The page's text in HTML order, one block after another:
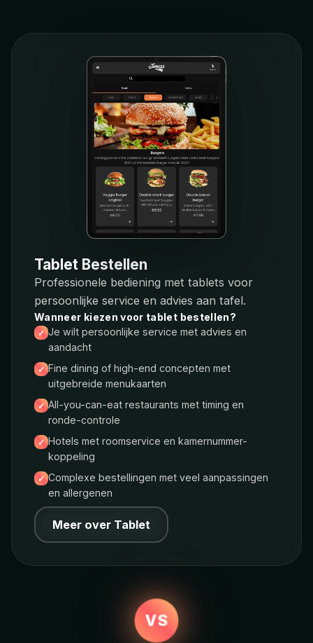
Tablet Bestellen
Professionele bediening met tablets voor
persoonlijke service en advies aan tafel.
Wanneer kiezen voor tablet bestellen?
Je wilt persoonlijke service met advies en
aandacht
Fine dining of high-end concepten met
uitgebreide menukaarten
All-you-can-eat restaurants met timing en
ronde-controle
Hotels met roomservice en kamernummer-
koppeling
Complexe bestellingen met veel aanpassingen
en allergenen
Meer over Tablet
VS